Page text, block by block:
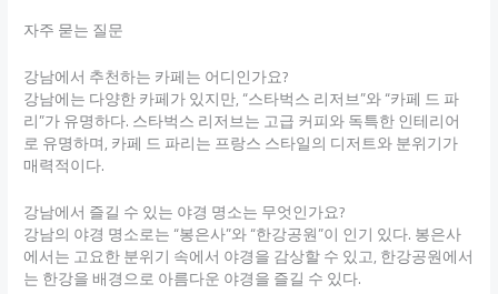
자주 묻는 질문
강남에서 추천하는 카페는 어디인가요?
강남에는 다양한 카페가 있지만, “스타벅스 리저브”와 “카페 드 파
리”가 유명하다. 스타벅스 리저브는 고급 커피와 독특한 인테리어
로 유명하며, 카페 드 파리는 프랑스 스타일의 디저트와 분위기가
매력적이다.
강남에서 즐길 수 있는 야경 명소는 무엇인가요?
강남의 야경 명소로는 “봉은사”와 “한강공원”이 인기 있다. 봉은사
에서는 고요한 분위기 속에서 야경을 감상할 수 있고, 한강공원에서
는 한강을 배경으로 아름다운 야경을 즐길 수 있다.